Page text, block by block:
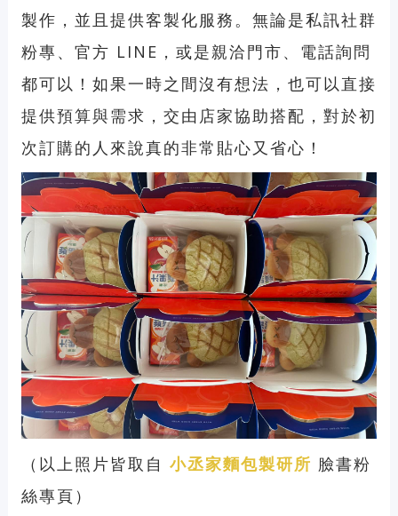
製作，並且提供客製化服務。無論是私訊社群
粉專、官方 LINE，或是親洽門市、電話詢問
都可以！如果一時之間沒有想法，也可以直接
提供預算與需求，交由店家協助搭配，對於初
次訂購的人來說真的非常貼心又省心！
（以上照片皆取自 小丞家麵包製研所 臉書粉
絲專頁）